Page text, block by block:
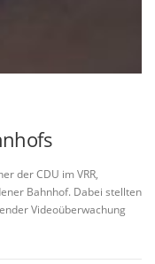
der CDU im VRR,
Bahnhof. Dabei stellten
Videoüberwachung